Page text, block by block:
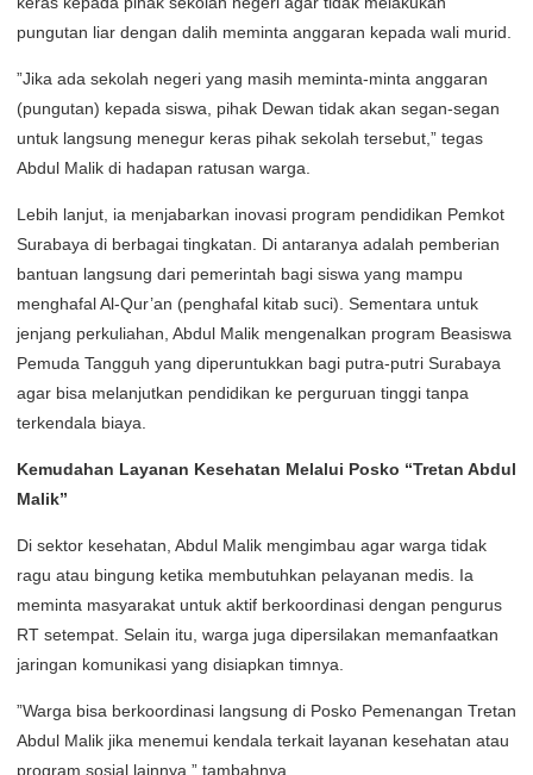
pungutan liar dengan dalih meminta anggaran kepada wali murid.
​”Jika ada sekolah negeri yang masih meminta-minta anggaran
(pungutan) kepada siswa, pihak Dewan tidak akan segan-segan
untuk langsung menegur keras pihak sekolah tersebut,” tegas
Abdul Malik di hadapan ratusan warga.
​Lebih lanjut, ia menjabarkan inovasi program pendidikan Pemkot
Surabaya di berbagai tingkatan. Di antaranya adalah pemberian
bantuan langsung dari pemerintah bagi siswa yang mampu
menghafal Al-Qur’an (penghafal kitab suci). Sementara untuk
jenjang perkuliahan, Abdul Malik mengenalkan program Beasiswa
Pemuda Tangguh yang diperuntukkan bagi putra-putri Surabaya
agar bisa melanjutkan pendidikan ke perguruan tinggi tanpa
terkendala biaya.
Kemudahan Layanan Kesehatan Melalui Posko “Tretan Abdul
Malik”
​Di sektor kesehatan, Abdul Malik mengimbau agar warga tidak
ragu atau bingung ketika membutuhkan pelayanan medis. Ia
meminta masyarakat untuk aktif berkoordinasi dengan pengurus
RT setempat. Selain itu, warga juga dipersilakan memanfaatkan
jaringan komunikasi yang disiapkan timnya.
​”Warga bisa berkoordinasi langsung di Posko Pemenangan Tretan
Abdul Malik jika menemui kendala terkait layanan kesehatan atau
program sosial lainnya,” tambahnya.